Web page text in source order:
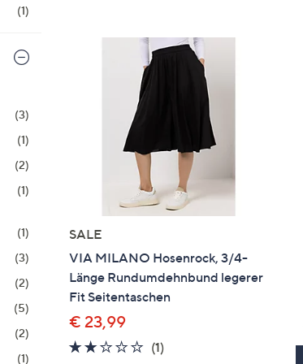
rechts,
anzuzeigen.
(1)
(3)
(1)
(2)
(1)
(1)
(3)
(2)
(5)
(2)
(1)
SALE
VIA MILANO Hosenrock, 3/4-
Länge Rundumdehnbund legerer
Fit Seitentaschen
€ 23,99
2.0
(1)1